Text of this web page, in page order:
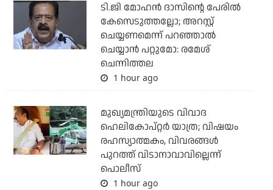
ടി.ജി മോഹന്‍ ദാസിന്റെ പേരില്‍
കേസെടുത്തല്ലോ; അറസ്റ്റ്
ചെയ്യണമെന്ന് പറഞ്ഞാല്‍
ചെയ്യാന്‍ പറ്റുമോ: രമേശ്
ചെന്നിത്തല
1 hour ago
മുഖ്യമന്ത്രിയുടെ വിവാദ
ഹെലികോപ്റ്റര്‍ യാത്ര; വിഷയം
രഹസ്യാത്മകം, വിവരങ്ങള്‍
പുറത്ത് വിടാനാവാവില്ലെന്ന്
പൊലീസ്
1 hour ago